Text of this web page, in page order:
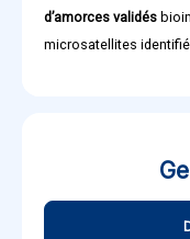
d’amorces validés
microsatellites